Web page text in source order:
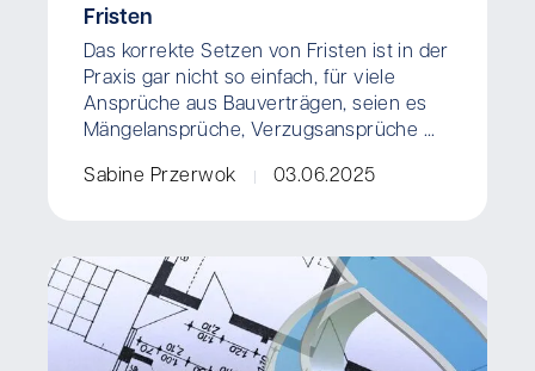
Fristen
Das korrekte Setzen von Fristen ist in der
Praxis gar nicht so einfach, für viele
Ansprüche aus Bauverträgen, seien es
Mängelansprüche, Verzugsansprüche ...
Sabine Przerwok 03.06.2025